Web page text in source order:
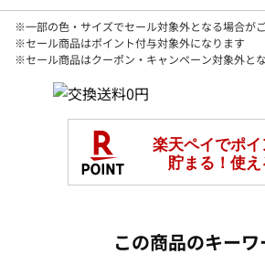
※一部の色・サイズでセール対象外となる場合が
※セール商品はポイント付与対象外になります
※セール商品はクーポン・キャンペーン対象外と
この商品のキーワ